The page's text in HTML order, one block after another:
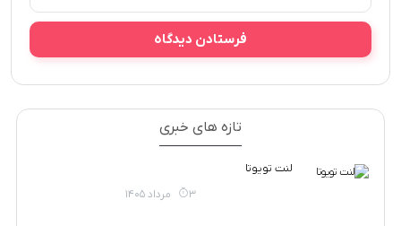
تازه های خبری
لنت تویوتا
3 مرداد 1405